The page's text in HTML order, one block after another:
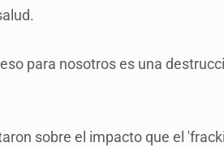
para nosotros es una
sobre el impacto que el